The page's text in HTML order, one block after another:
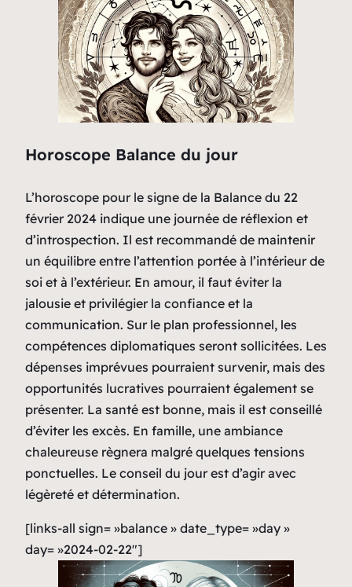
Horoscope Balance du jour
L’horoscope pour le signe de la Balance du 22
février 2024 indique une journée de réflexion et
d’introspection. Il est recommandé de maintenir
un équilibre entre l’attention portée à l’intérieur de
soi et à l’extérieur. En amour, il faut éviter la
jalousie et privilégier la confiance et la
communication. Sur le plan professionnel, les
compétences diplomatiques seront sollicitées. Les
dépenses imprévues pourraient survenir, mais des
opportunités lucratives pourraient également se
présenter. La santé est bonne, mais il est conseillé
d’éviter les excès. En famille, une ambiance
chaleureuse règnera malgré quelques tensions
ponctuelles. Le conseil du jour est d’agir avec
légèreté et détermination.
[links-all sign= »balance » date_type= »day »
day= »2024-02-22″]